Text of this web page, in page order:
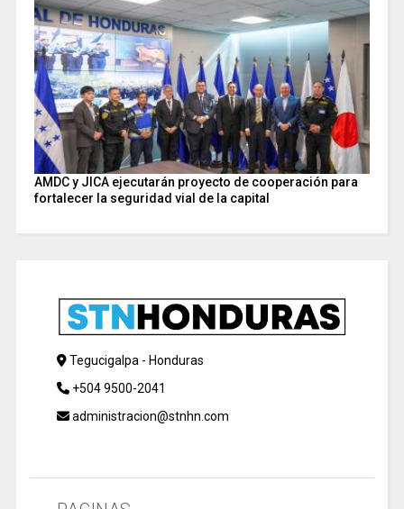
AMDC y JICA ejecutarán proyecto de cooperación para
fortalecer la seguridad vial de la capital
Tegucigalpa - Honduras
+504 9500-2041
administracion@stnhn.com